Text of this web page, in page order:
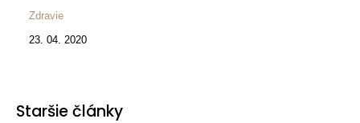
Zdravie
23. 04. 2020
Staršie články